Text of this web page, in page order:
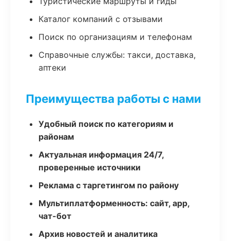
Каталог компаний с отзывами
Поиск по организациям и телефонам
Справочные службы: такси, доставка,
аптеки
Преимущества работы с нами
Удобный поиск по категориям и
районам
Актуальная информация 24/7,
проверенные источники
Реклама с таргетингом по району
Мультиплатформенность: сайт, app,
чат-бот
Архив новостей и аналитика